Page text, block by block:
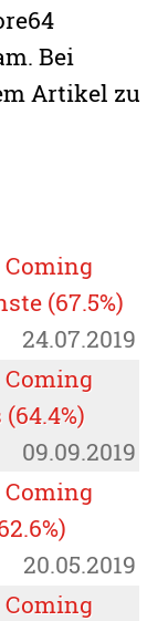
Bei
Artikel zu
(67.5%)
24.07.2019
09.09.2019
20.05.2019